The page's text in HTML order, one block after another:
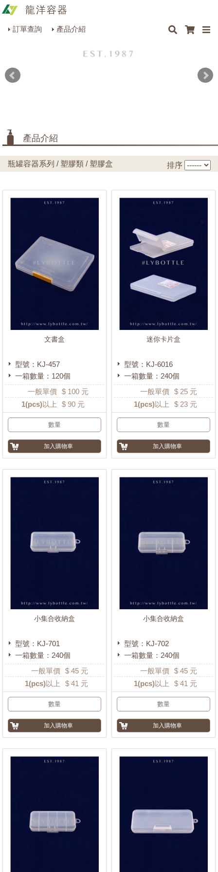
龍洋容器
訂單查詢
產品介紹
美容用品系列
最新消息 聯絡我們
產品介紹
瓶罐容器系列 / 塑膠類 / 塑膠盒 排序
文書盒
型號：KJ-457
一箱數量：120個
一般單價 $ 100 元
1(pcs)以上 $ 90 元
迷你卡片盒
型號：KJ-6016
一箱數量：240個
一般單價 $ 25 元
1(pcs)以上 $ 23 元
小集合收納盒
型號：KJ-701
一箱數量：240個
一般單價 $ 45 元
1(pcs)以上 $ 41 元
小集合收納盒
型號：KJ-702
一箱數量：240個
一般單價 $ 45 元
1(pcs)以上 $ 41 元